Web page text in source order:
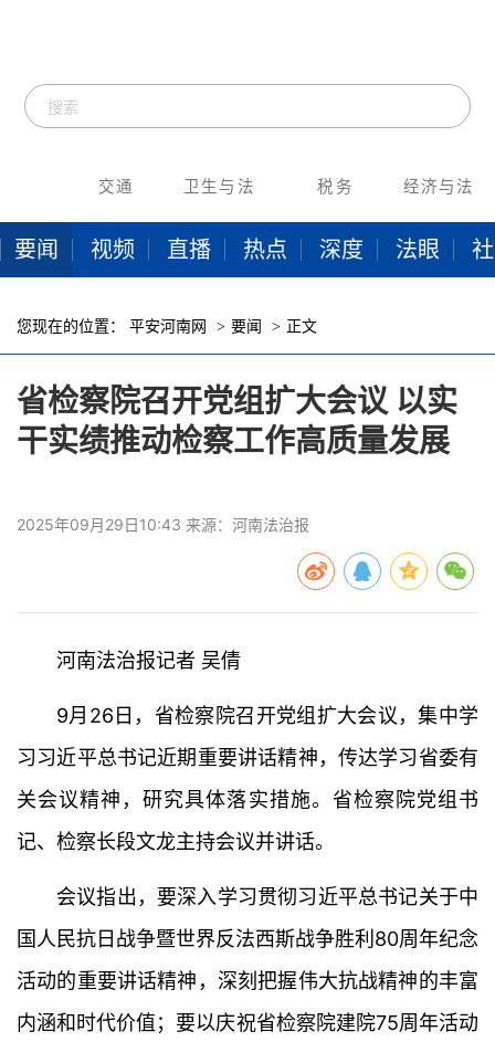
交通 卫生与法 税务 经济与法
要闻 视频 直播 热点 深度 法眼
您现在的位置： 平安河南网 要闻 正文
省检察院召开党组扩大会议 以实
干实绩推动检察工作高质量发展
2025年09月29日10:43 来源：河南法治报
河南法治报记者 吴倩
9月26日，省检察院召开党组扩大会议，集中学
习习近平总书记近期重要讲话精神，传达学习省委有
关会议精神，研究具体落实措施。省检察院党组书
记、检察长段文龙主持会议并讲话。
会议指出，要深入学习贯彻习近平总书记关于中
国人民抗日战争暨世界反法西斯战争胜利80周年纪念
活动的重要讲话精神，深刻把握伟大抗战精神的丰富
内涵和时代价值；要以庆祝省检察院建院75周年活动